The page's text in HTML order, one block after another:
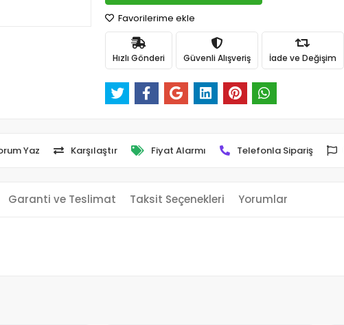
Favorilerime ekle
Hızlı Gönderi Güvenli Alışveriş İade ve Değişim
Yaz Karşılaştır Fiyat Alarmı Telefonla Sipariş
Garanti ve Teslimat Taksit Seçenekleri Yorumlar